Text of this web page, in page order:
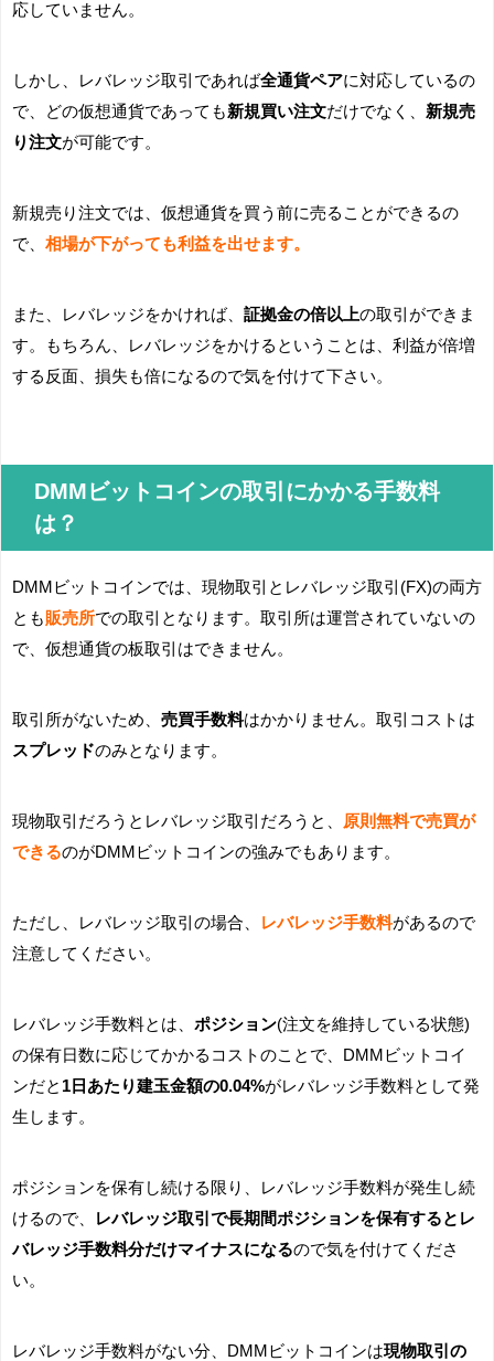
応していません。
しかし、レバレッジ取引であれば全通貨ペアに対応しているの
で、どの仮想通貨であっても 新規買い注文だけでなく、 新規売
り注文が可能です。
新規売り注文では、仮想通貨を買う前に売ることができるの
で、 相場が下がっても利益を出せます。
また、レバレッジをかければ、 証拠金の倍以上の取引ができま
す。もちろん、レバレッジをかけるということは、利益が倍増
する反面、損失も倍になるので気を付けて下さい。
DMMビットコインの取引にかかる手数料
は？
DMMビットコインでは、現物取引とレバレッジ取引(FX)の両方
とも 販売所での取引となります。取引所は運営されていないの
で、仮想通貨の板取引はできません。
取引所がないため、 売買手数料はかかりません。取引コストは
スプレッドのみとなります。
現物取引だろうとレバレッジ取引だろうと、
原則無料で売買が
できるのがDMMビットコインの強みでもあります。
ただし、レバレッジ取引の場合、 レバレッジ手数料があるので
注意してください。
レバレッジ手数料とは、 ポジション(注文を維持している状態)
の保有日数に応じてかかるコストのことで、DMMビットコイ
ンだと 1日あたり建玉金額の0.04%がレバレッジ手数料として発
生します。
ポジションを保有し続ける限り、レバレッジ手数料が発生し続
けるので、
レバレッジ取引で長期間ポジションを保有するとレ
バレッジ手数料分だけマイナスになるので気を付けてくださ
い。
レバレッジ手数料がない分、DMMビットコインは現物取引の